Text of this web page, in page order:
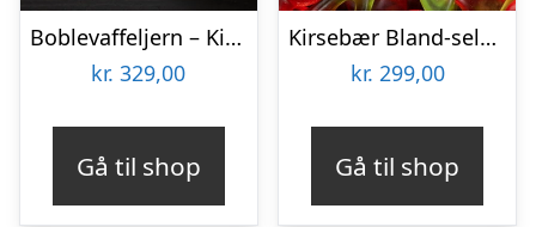
Boblevaffeljern – KitchPro
kr. 329,00
Gå til shop
Kirsebær Bland-selv slik i kasser 2,4 kg
kr. 299,00
Gå til shop